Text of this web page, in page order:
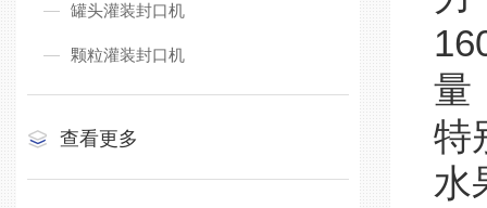
罐头灌装封口机
颗粒灌装封口机
查看更多
量
特
水